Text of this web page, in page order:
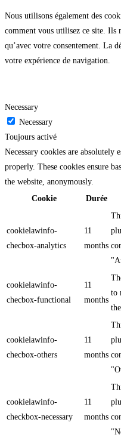
Nous utilisons également des
comment vous utilisez ce site. Ils
qu’avec votre consentement. La
votre expérience de navigation.
Necessary
Necessary
Toujours activé
Necessary cookies are absolutely
properly. These cookies ensure
the website, anonymously.
Cookie
Durée
cookielawinfo-
checbox-analytics
11
months
cookielawinfo-
checbox-functional
11
months
to
cookielawinfo-
checbox-others
11
months
cookielawinfo-
checkbox-necessary
11
months